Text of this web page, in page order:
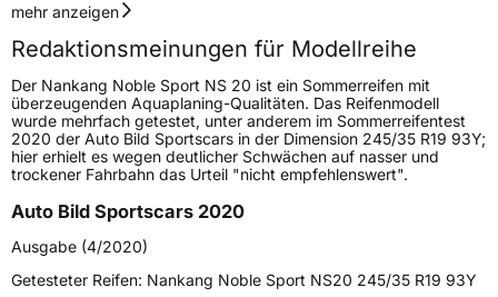
Geschwindigkeitsindex
Höchstgeschwindigkeit
240 km/h
Lastindex86
Höchstlast530 kg
Gewicht (in kg)8,7 kg
FahrzeugtypPKW
mehr anzeigen
Redaktionsmeinungen für Modellreihe
Der Nankang Noble Sport NS 20 ist ein Sommerreifen mit
überzeugenden Aquaplaning-Qualitäten. Das Reifenmodell
wurde mehrfach getestet, unter anderem im Sommerreifentest
2020 der Auto Bild Sportscars in der Dimension 245/35 R19 93Y;
hier erhielt es wegen deutlicher Schwächen auf nasser und
trockener Fahrbahn das Urteil "nicht empfehlenswert".
Auto Bild Sportscars 2020
Ausgabe (4/2020)
Getesteter Reifen: Nankang Noble Sport NS20 245/35 R19 93Y